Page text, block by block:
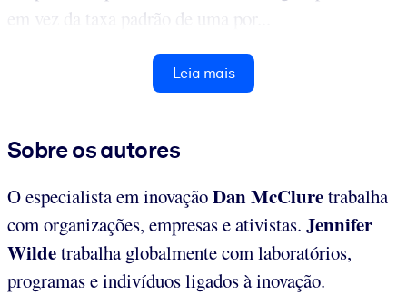
em vez da taxa padrão de uma por...
Leia mais
Sobre os autores
O especialista em inovaçãoDan McCluretrabalha
com organizações, empresas e ativistas. Jennifer
Wildetrabalha globalmente com laboratórios,
programas e indivíduos ligados à inovação.